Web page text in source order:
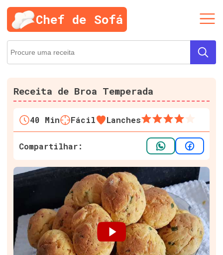
Chef de Sofá
Receita de Broa Temperada
40 Min Fácil Lanches
Compartilhar: